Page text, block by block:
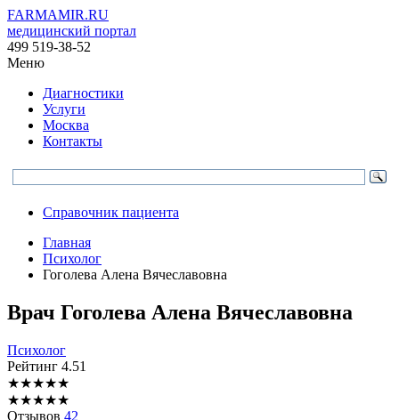
FARMAMIR.RU
медицинский портал
499 519-38-52
Меню
Диагностики
Услуги
Москва
Контакты
Справочник пациента
Главная
Психолог
Гоголева Алена Вячеславовна
Врач Гоголева Алена Вячеславовна
Психолог
Рейтинг 4.51
★★★★★
★★★★★
Отзывов 42